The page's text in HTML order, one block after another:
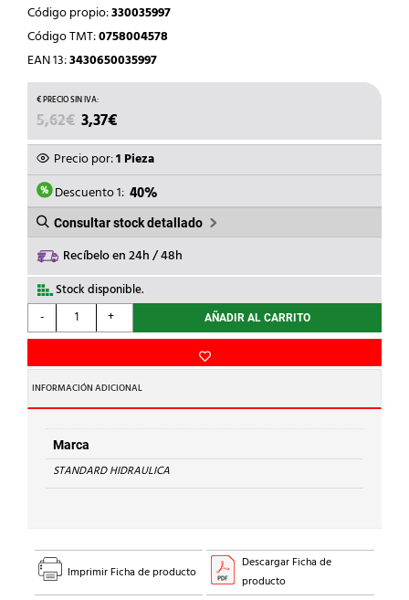
Código propio:330035997
Código TMT:0758004578
EAN 13:3430650035997
5,62€ EL
PRECIO
ORIGINAL
ERA:
5,62€.
3,37€
PRECIO
ACTUAL
ES:
3,37€.
Precio por:1 Pieza
Descuento 1: 40%
Consultar stock detallado
Recíbelo en 24h / 48h
Stock disponible.
-
STANDARD
HIDRAULICA
TAPON
H
300
Cu
28
cantidad
+ AÑADIR AL CARRITO
INFORMACIÓN ADICIONAL
Marca
STANDARD HIDRAULICA
Imprimir Ficha de producto
Descargar Ficha de
producto